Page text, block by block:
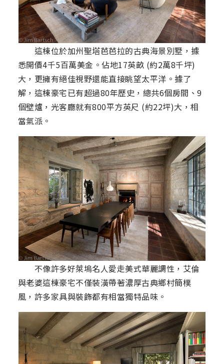
這棟位於加州聖塔芭芭拉的古典海景別墅，據
悉開價4千5百萬美金。佔地17英畝 (約2萬8千坪)
大，更擁有絕佳視野還能直接眺望太平洋。據了
解，這棟豪宅已有超過80年歷史，總共6個房間、9
個壁爐，光客廳就有800平方英尺 (約22坪)大，相
當氣派。
不像許多好萊塢名人愛走美式華麗調性，艾倫
與老婆這棟豪宅不僅裝潢帶著濃厚古典鄉村簡樸
風，許多家具與裝飾都有相當獨特品味。